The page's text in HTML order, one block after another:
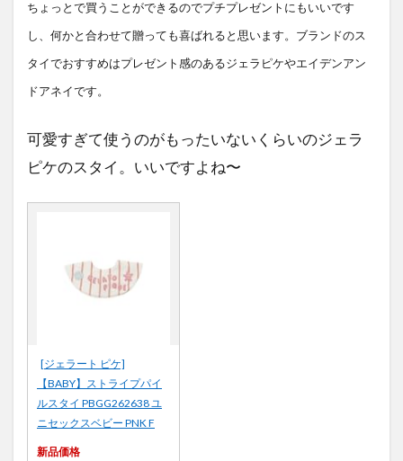
ちょっとで買うことができるのでプチプレゼントにもいいです
し、何かと合わせて贈っても喜ばれると思います。ブランドのス
タイでおすすめはプレゼント感のあるジェラピケやエイデンアン
ドアネイです。
可愛すぎて使うのがもったいないくらいのジェラ
ピケのスタイ。いいですよね〜
[ジェラート ピケ]
【BABY】ストライプパイ
ルスタイ PBGG262638 ユ
ニセックスベビー PNK F
新品価格